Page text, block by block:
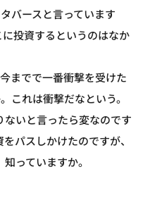
バースと言っています
投資するというのはなか
までで一番衝撃を受けた
これは衝撃だなという。
いと言ったら変なのです
パスしかけたのですが、
っていますか。